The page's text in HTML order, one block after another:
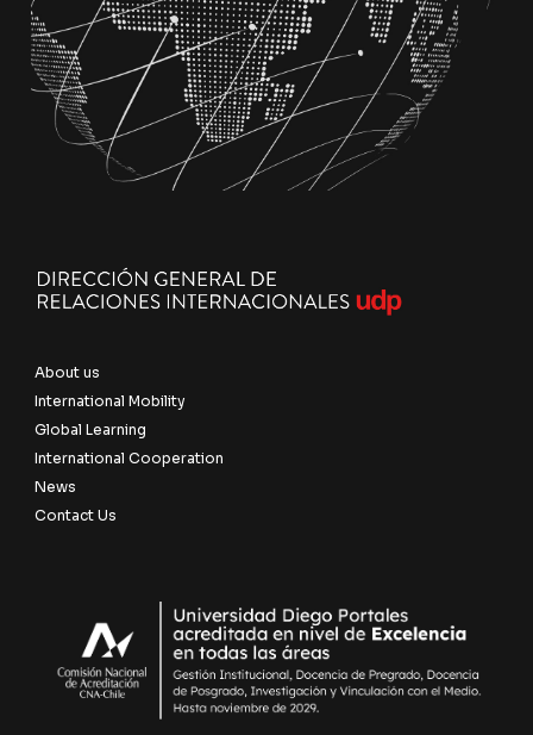
About us
International Mobility
Global Learning
International Cooperation
News
Contact Us